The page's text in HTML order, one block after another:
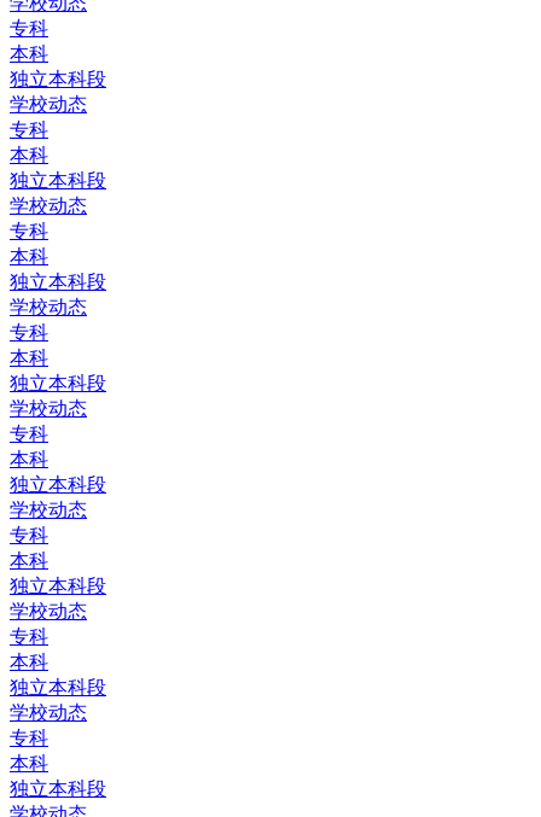
专科
本科
独立本科段
学校动态
专科
本科
独立本科段
学校动态
专科
本科
独立本科段
学校动态
专科
本科
独立本科段
学校动态
专科
本科
独立本科段
学校动态
专科
本科
独立本科段
学校动态
专科
本科
独立本科段
学校动态
专科
本科
独立本科段